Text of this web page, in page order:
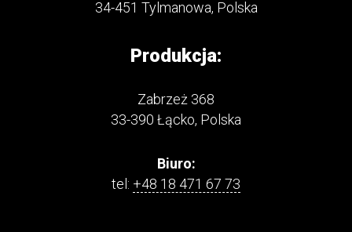
34-451 Tylmanowa, Polska
Produkcja:
Zabrzeż 368
33-390 Łącko, Polska
Biuro:
tel: +48 18 471 67 73